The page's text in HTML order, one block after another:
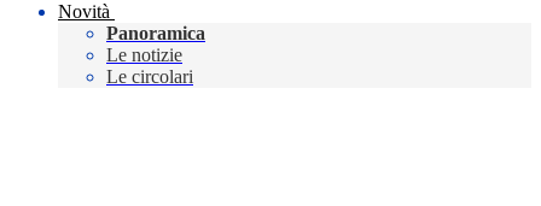
Novità
Panoramica
Le notizie
Le circolari